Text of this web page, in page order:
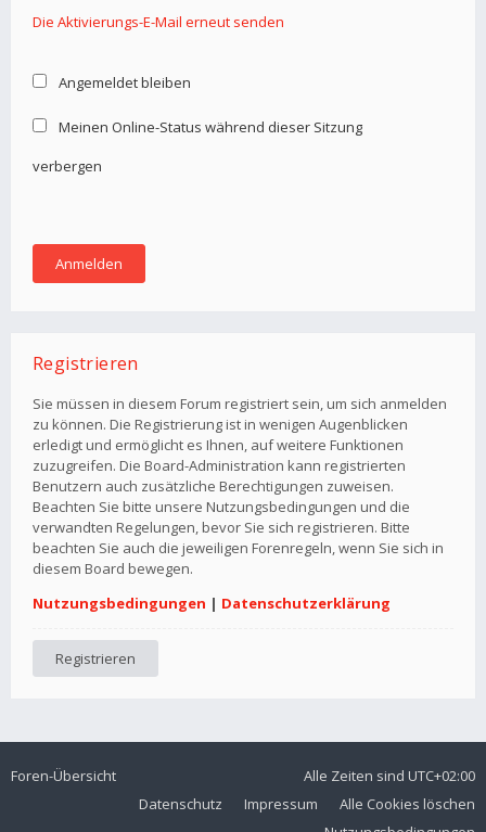
Die Aktivierungs-E-Mail erneut senden
Angemeldet bleiben
Meinen Online-Status während dieser Sitzung
verbergen
Registrieren
Sie müssen in diesem Forum registriert sein, um sich anmelden
zu können. Die Registrierung ist in wenigen Augenblicken
erledigt und ermöglicht es Ihnen, auf weitere Funktionen
zuzugreifen. Die Board-Administration kann registrierten
Benutzern auch zusätzliche Berechtigungen zuweisen.
Beachten Sie bitte unsere Nutzungsbedingungen und die
verwandten Regelungen, bevor Sie sich registrieren. Bitte
beachten Sie auch die jeweiligen Forenregeln, wenn Sie sich in
diesem Board bewegen.
Nutzungsbedingungen | Datenschutzerklärung
Registrieren
Foren-Übersicht Alle Zeiten sind UTC+02:00
Alle Cookies löschen
Impressum
Datenschutz